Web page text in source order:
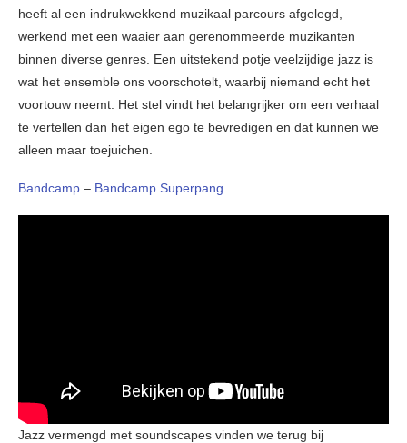
heeft al een indrukwekkend muzikaal parcours afgelegd,
werkend met een waaier aan gerenommeerde muzikanten
binnen diverse genres. Een uitstekend potje veelzijdige jazz is
wat het ensemble ons voorschotelt, waarbij niemand echt het
voortouw neemt. Het stel vindt het belangrijker om een verhaal
te vertellen dan het eigen ego te bevredigen en dat kunnen we
alleen maar toejuichen.
Bandcamp – Bandcamp Superpang
Jazz vermengd met soundscapes vinden we terug bij